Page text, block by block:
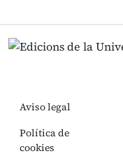
Aviso legal
Política de
cookies